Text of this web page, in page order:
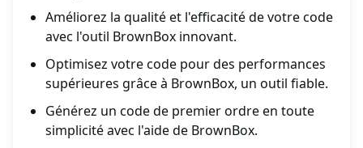
Améliorez la qualité et l'efficacité de votre code
avec l'outil BrownBox innovant.
Optimisez votre code pour des performances
supérieures grâce à BrownBox, un outil fiable.
Générez un code de premier ordre en toute
simplicité avec l'aide de BrownBox.